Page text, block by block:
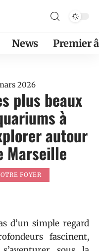
News Premier
2026
plus beaux
à
autour
Marseille
FOYER
d’un simple regard
fascinent,